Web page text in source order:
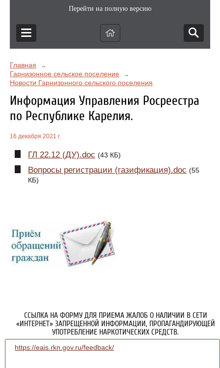
Перейти на полную версию
Главная →
Гарнизонное сельское поселение →
Новости Гарнизонного сельского поселения
Информация Управления Росреестра
по Республике Карелия.
16 декабря 2021 г.
ГЛ 22.12 (ДУ).doc (43 КБ)
Вопросы регистрации (газификация).doc (55
КБ)
ССЫЛКА НА ФОРМУ ДЛЯ ПРИЕМА ЖАЛОБ О НАЛИЧИИ В СЕТИ
«ИНТЕРНЕТ» ЗАПРЕЩЕННОЙ ИНФОРМАЦИИ, ПРОПАГАНДИРУЮЩЕЙ
УПОТРЕБЛЕНИЕ НАРКОТИЧЕСКИХ СРЕДСТВ.
https://eais.rkn.gov.ru/feedback/